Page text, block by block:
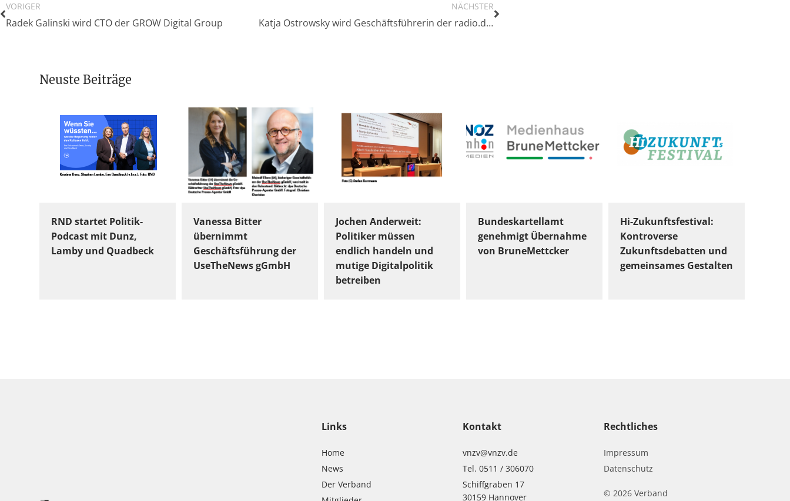
VORIGER
Radek Galinski wird CTO der GROW Digital Group
NÄCHSTER
Katja Ostrowsky wird Geschäftsführerin der radio.de GmbH
Neuste Beiträge
RND startet Politik-
Podcast mit Dunz,
Lamby und Quadbeck
Vanessa Bitter
übernimmt
Geschäftsführung der
UseTheNews gGmbH
Jochen Anderweit:
Politiker müssen
endlich handeln und
mutige Digitalpolitik
betreiben
Bundeskartellamt
genehmigt Übernahme
von BruneMettcker
Hi-Zukunftsfestival:
Kontroverse
Zukunftsdebatten und
gemeinsames Gestalten
Links
Home
News
Der Verband
Kontakt
vnzv@vnzv.de
Tel. 0511 / 306070
Schiffgraben 17
30159 Hannover
Rechtliches
Impressum
Datenschutz
© 2026 Verband